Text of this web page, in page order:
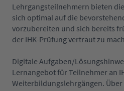
Lehrgangsteilnehmern bieten
sich optimal auf die
vorzubereiten und sich bereits
der IHK-Prüfung vertraut zu
Digitale Aufgaben/
Lernangebot für Teilnehmer an
Weiterbildungslehrgängen. Über